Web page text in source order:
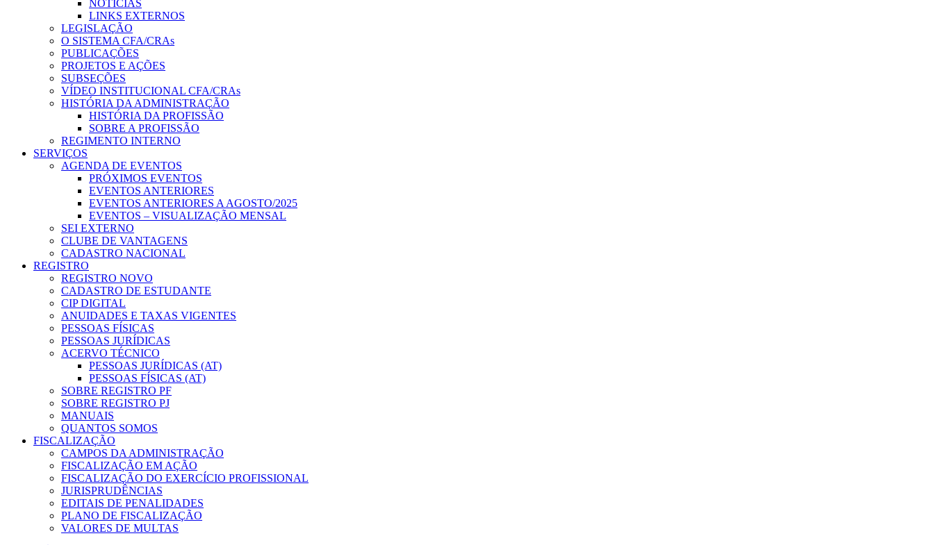
NOTÍCIAS
LINKS EXTERNOS
LEGISLAÇÃO
O SISTEMA CFA/CRAs
PUBLICAÇÕES
PROJETOS E AÇÕES
SUBSEÇÕES
VÍDEO INSTITUCIONAL CFA/CRAs
HISTÓRIA DA ADMINISTRAÇÃO
HISTÓRIA DA PROFISSÃO
SOBRE A PROFISSÃO
REGIMENTO INTERNO
SERVIÇOS
AGENDA DE EVENTOS
PRÓXIMOS EVENTOS
EVENTOS ANTERIORES
EVENTOS ANTERIORES A AGOSTO/2025
EVENTOS – VISUALIZAÇÃO MENSAL
SEI EXTERNO
CLUBE DE VANTAGENS
CADASTRO NACIONAL
REGISTRO
REGISTRO NOVO
CADASTRO DE ESTUDANTE
CIP DIGITAL
ANUIDADES E TAXAS VIGENTES
PESSOAS FÍSICAS
PESSOAS JURÍDICAS
ACERVO TÉCNICO
PESSOAS JURÍDICAS (AT)
PESSOAS FÍSICAS (AT)
SOBRE REGISTRO PF
SOBRE REGISTRO PJ
MANUAIS
QUANTOS SOMOS
FISCALIZAÇÃO
CAMPOS DA ADMINISTRAÇÃO
FISCALIZAÇÃO EM AÇÃO
FISCALIZAÇÃO DO EXERCÍCIO PROFISSIONAL
JURISPRUDÊNCIAS
EDITAIS DE PENALIDADES
PLANO DE FISCALIZAÇÃO
VALORES DE MULTAS